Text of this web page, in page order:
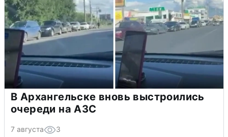
В Архангельске вновь выстроились
очереди на АЗС
7 августа 3